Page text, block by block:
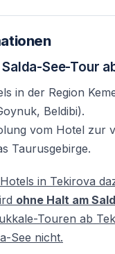
in der Regel
im Tourpreis
und
geeignet?
auch für
Fahrzeit wird
Tour mitbringen?
Schuhe,
See-Tour
in der Region
Beldibi).
vom Hotel zur
Taurusgebirge.
in Tekirova
ohne Halt am
Touren ab
See nicht.